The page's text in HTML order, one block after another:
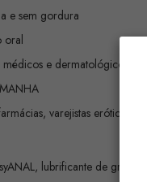
e sem gordura
oral
médicos e dermatológicos
varejistas eróticos
lubrificante de grau